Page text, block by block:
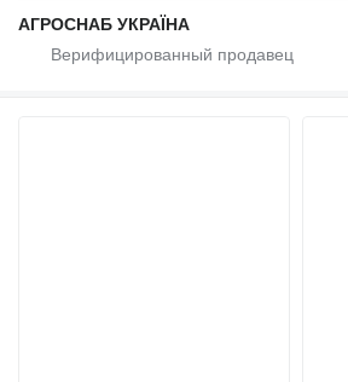
АГРОСНАБ УКРАЇНА